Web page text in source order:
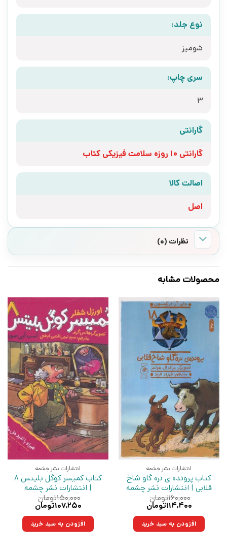
نوع جلد:
شومیز
سری چاپ:
3
گارانتی
گارانتی 10 روزه سلامت فیزیکی کتاب
اصالت کالا
اصل
نظرات (0)
محصولات مشابه
انتشارات نشر چشمه
کتاب پرونده ی نره گاو شاخ
قلابی | انتشارات نشر چشمه
۱۶۰,۰۰۰تومان
قیمت
۱۶۰,۰۰۰تومان
بود.
۱۱۴,۴۰۰تومان
۱۱۴,۴۰۰تومان.افزودن به سبد خرید
انتشارات نشر چشمه
کتاب کمیسر کوگل بلیتس 8
| انتشارات نشر چشمه
۱۵۰,۰۰۰تومان
قیمت
۱۵۰,۰۰۰تومان
بود.
۱۰۷,۲۵۰تومان
۱۰۷,۲۵۰تومان.افزودن به سبد خرید